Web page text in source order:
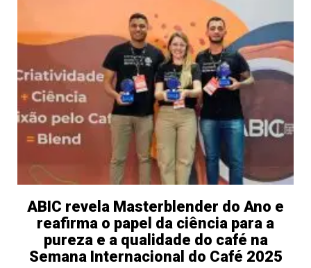
ABIC revela Masterblender do Ano e
reafirma o papel da ciência para a
pureza e a qualidade do café na
Semana Internacional do Café 2025